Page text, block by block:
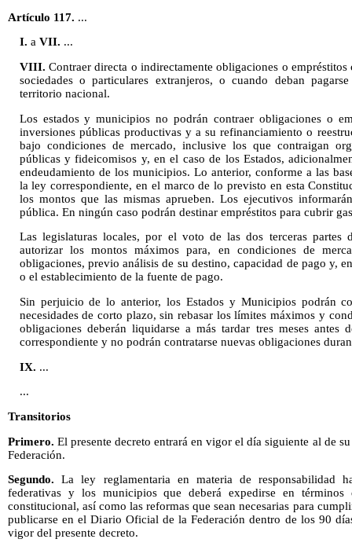
Artículo 117. ...
I. a VII. ...
VIII. Contraer directa o indirectamente obligaciones o
sociedades o particulares extranjeros, o cuando deban
territorio nacional.
Los estados y municipios no podrán contraer obligaciones o
inversiones públicas productivas y a su refinanciamiento o
bajo condiciones de mercado, inclusive los que contraigan
públicas y fideicomisos y, en el caso de los Estados,
endeudamiento de los municipios. Lo anterior, conforme a las
la ley correspondiente, en el marco de lo previsto en esta
los montos que las mismas aprueben. Los ejecutivos
pública. En ningún caso podrán destinar empréstitos para cubrir
Las legislaturas locales, por el voto de las dos terceras partes
autorizar los montos máximos para, en condiciones de
obligaciones, previo análisis de su destino, capacidad de pago y,
o el establecimiento de la fuente de pago.
Sin perjuicio de lo anterior, los Estados y Municipios podrán
necesidades de corto plazo, sin rebasar los límites máximos y
obligaciones deberán liquidarse a más tardar tres meses
correspondiente y no podrán contratarse nuevas obligaciones
IX. ...
...
Transitorios
Primero. El presente decreto entrará en vigor el día siguiente al de
Federación.
Segundo. La ley reglamentaria en materia de responsabilidad
federativas y los municipios que deberá expedirse en
constitucional, así como las reformas que sean necesarias para
publicarse en el Diario Oficial de la Federación dentro de los 90
vigor del presente decreto.